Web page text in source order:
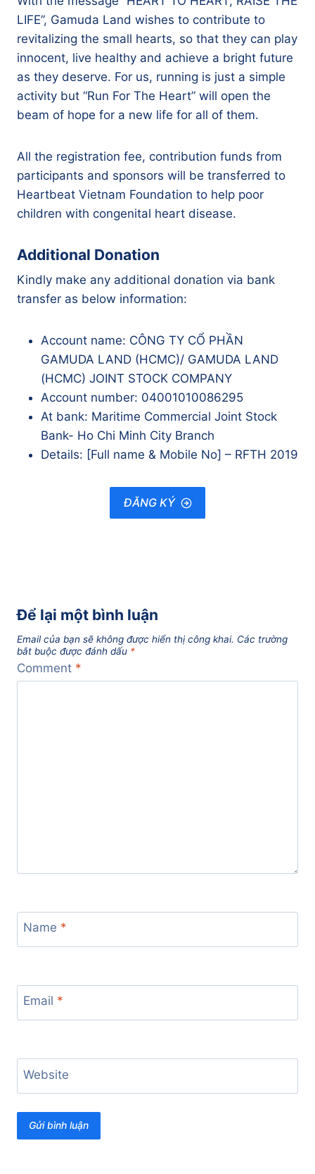
LIFE”, Gamuda Land wishes to contribute to
revitalizing the small hearts, so that they can play
innocent, live healthy and achieve a bright future
as they deserve. For us, running is just a simple
activity but “Run For The Heart” will open the
beam of hope for a new life for all of them.
All the registration fee, contribution funds from
participants and sponsors will be transferred to
Heartbeat Vietnam Foundation to help poor
children with congenital heart disease.
Additional Donation
Kindly make any additional donation via bank
transfer as below information:
Account name: CÔNG TY CỔ PHẦN
GAMUDA LAND (HCMC)/ GAMUDA LAND
(HCMC) JOINT STOCK COMPANY
Account number: 04001010086295
At bank: Maritime Commercial Joint Stock
Bank- Ho Chi Minh City Branch
Details: [Full name & Mobile No] – RFTH 2019
ĐĂNG KÝ
Để lại một bình luận
Email của bạn sẽ không được hiển thị công khai. Các trường
bắt buộc được đánh dấu *
Comment *
Name *
Email *
Website